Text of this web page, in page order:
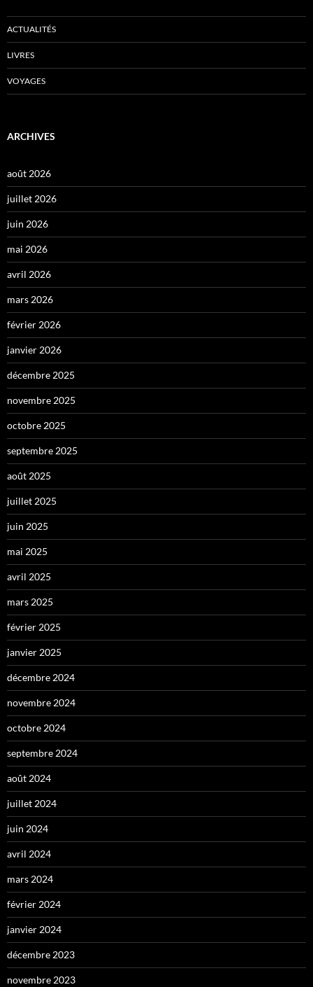
ACTUALITÉS
LIVRES
VOYAGES
ARCHIVES
août 2026
juillet 2026
juin 2026
mai 2026
avril 2026
mars 2026
février 2026
janvier 2026
décembre 2025
novembre 2025
octobre 2025
septembre 2025
août 2025
juillet 2025
juin 2025
mai 2025
avril 2025
mars 2025
février 2025
janvier 2025
décembre 2024
novembre 2024
octobre 2024
septembre 2024
août 2024
juillet 2024
juin 2024
avril 2024
mars 2024
février 2024
janvier 2024
décembre 2023
novembre 2023